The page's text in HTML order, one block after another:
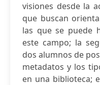
visiones desde la
que buscan
las que se puede
este campo; la
dos alumnos de
metadatos y los
en una biblioteca;